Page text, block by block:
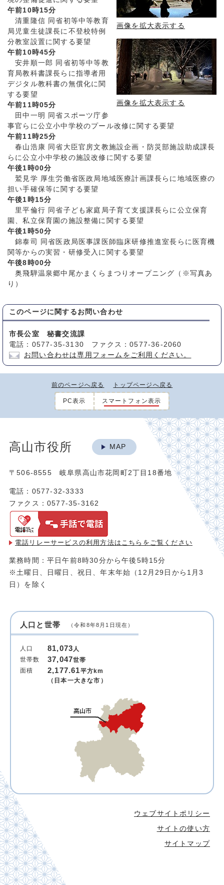
画像を拡大表示する
画像を拡大表示する
午前10時15分
清重隆信 同省初等中等教育
局児童生徒課長に不登校特例
分教室設置に関する要望
午前10時45分
安井順一郎 同省初等中等教
育局教科書課長らに指導者用
デジタル教科書の無償化に関
する要望
午前11時05分
田中一明 同省スポーツ庁参
事官らに公立小中学校のプール改修に関する要望
午前11時25分
春山浩康 同省大臣官房文教施設企画・防災部施設助成課長
らに公立小中学校の施設改修に関する要望
午後1時00分
鷲見学 厚生労働省医政局地域医療計画課長らに地域医療の
担い手確保等に関する要望
午後1時15分
里平倫行 同省子ども家庭局子育て支援課長らに公立保育
園、私立保育園の施設整備に関する要望
午後1時50分
錦泰司 同省医政局医事課医師臨床研修推進室長らに医育機
関等からの実習・研修受入に関する要望
午後8時00分
奥飛騨温泉郷中尾かまくらまつりオープニング（※写真あ
り）
このページに関する お問い合わせ
市長公室 秘書交流課
電話：0577-35-3130 ファクス：0577-36-2060
お問い合わせは専用フォームをご利用ください。
前のページへ戻る トップページへ戻る
PC表示 スマートフォン表示
高山市役所 MAP
〒506-8555 岐阜県高山市花岡町2丁目18番地
電話：0577-32-3333
ファクス：0577-35-3162
電話リレーサービスの利用方法は こちらをご覧ください
業務時間：平日午前8時30分から午後5時15分
※土曜日、日曜日、祝日、年末年始（12月29日から1月3
日）を除く
人口と世帯 （令和8年8月1日現在）
人口 81,073人
世帯数
37,047世帯
面積
2,177.61平方km
（日本一大きな市）
ウェブサイトポリシー
サイトの使い方
サイトマップ